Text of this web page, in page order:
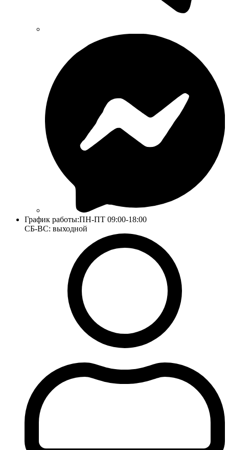
График работы:ПН-ПТ 09:00-18:00
СБ-ВС: выходной